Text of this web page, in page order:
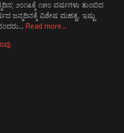
೨೦೧೩ಕ್ಕೆ ೧೫೦ ವರ್ಷಗಳು ತುಂಬಿದ
ಜನ್ಮದಿನಕ್ಕೆ ವಿಶೇಷ ಮಹತ್ವ. ಇಷ್ಟು
Read more…